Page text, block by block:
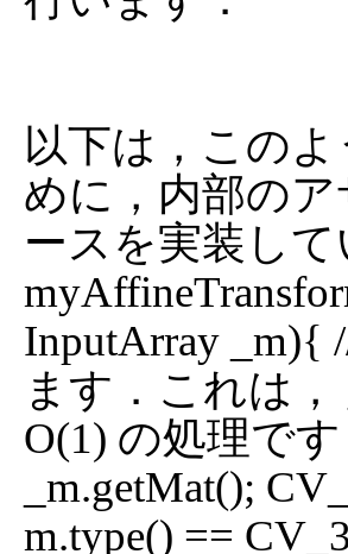
以下は，この
めに，内部の
ースを実装し
InputArray _m){
ます．これは
O(1) の処理です
_m.getMat();
m.type() ==